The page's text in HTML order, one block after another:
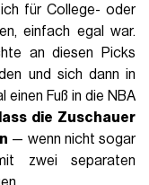
für College- oder
einfach egal war.
an diesen Picks
und sich dann in
einen Fuß in die NBA
die Zuschauer
— wenn nicht sogar
zwei separaten